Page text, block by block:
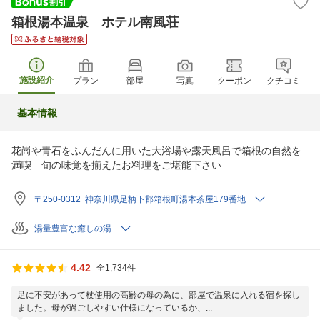
箱根湯本温泉 ホテル南風荘
施設紹介 プラン 部屋 写真 クーポン クチコミ
基本情報
花崗や青石をふんだんに用いた大浴場や露天風呂で箱根の自然を
満喫 旬の味覚を揃えたお料理をご堪能下さい
〒250-0312 神奈川県足柄下郡箱根町湯本茶屋179番地
湯量豊富な癒しの湯
4.42 全1,734件
足に不安があって杖使用の高齢の母の為に、部屋で温泉に入れる宿を探し
ました。母が過ごしやすい仕様になっているか、...